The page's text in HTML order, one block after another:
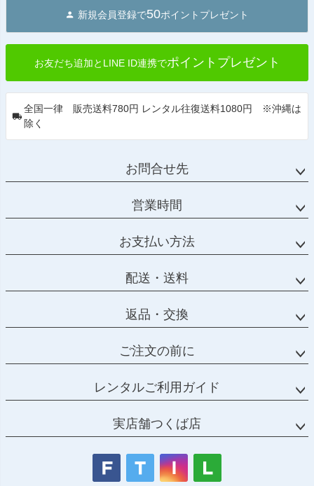
新規会員登録で50ポイントプレゼント
お友だち追加とLINE ID連携でポイントプレゼント
全国一律 販売送料780円 レンタル往復送料1080円 ※沖縄は
除く
お問合せ先
営業時間
お支払い方法
配送・送料
返品・交換
ご注文の前に
レンタルご利用ガイド
実店舗つくば店